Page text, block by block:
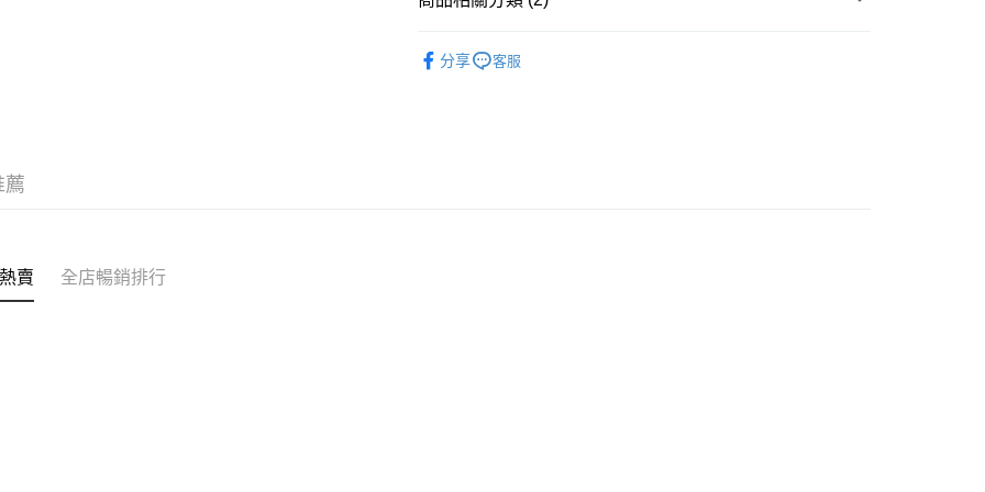
送貨方式
付款後順豐自助櫃
分享 客服
薦
賣 全店暢銷排行